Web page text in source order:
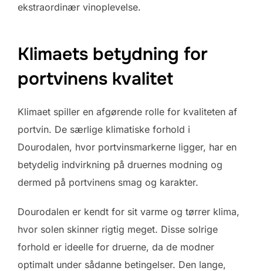
ekstraordinær vinoplevelse.
Klimaets betydning for
portvinens kvalitet
Klimaet spiller en afgørende rolle for kvaliteten af
portvin. De særlige klimatiske forhold i
Dourodalen, hvor portvinsmarkerne ligger, har en
betydelig indvirkning på druernes modning og
dermed på portvinens smag og karakter.
Dourodalen er kendt for sit varme og tørrer klima,
hvor solen skinner rigtig meget. Disse solrige
forhold er ideelle for druerne, da de modner
optimalt under sådanne betingelser. Den lange,